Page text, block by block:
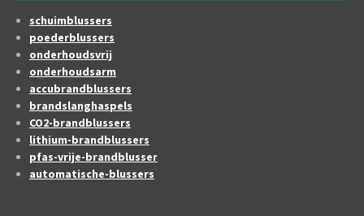
schuimblussers
poederblussers
onderhoudsvrij
onderhoudsarm
accubrandblussers
brandslanghaspels
CO2-brandblussers
lithium-brandblussers
pfas-vrije-brandblusser
automatische-blussers